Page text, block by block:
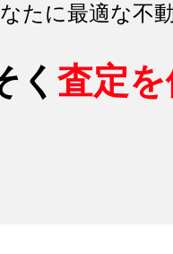
たに最適な不
く 査定